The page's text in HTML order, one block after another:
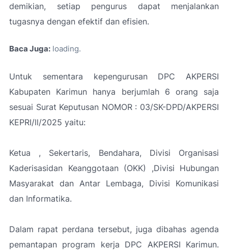
demikian, setiap pengurus dapat menjalankan
tugasnya dengan efektif dan efisien.
Baca Juga: loading
Untuk sementara kepengurusan DPC AKPERSI
Kabupaten Karimun hanya berjumlah 6 orang saja
sesuai Surat Keputusan NOMOR : 03/SK-DPD/AKPERSI
KEPRI/ll/2025 yaitu:
Ketua , Sekertaris, Bendahara, Divisi Organisasi
Kaderisasidan Keanggotaan (OKK) ,Divisi Hubungan
Masyarakat dan Antar Lembaga, Divisi Komunikasi
dan Informatika.
Dalam rapat perdana tersebut, juga dibahas agenda
pemantapan program kerja DPC AKPERSI Karimun.